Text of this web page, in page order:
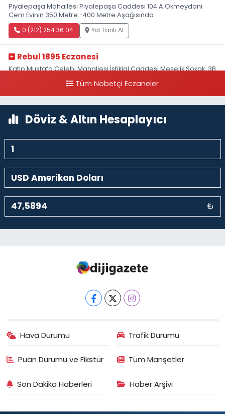
Piyalepaşa Mahallesi Piyalepaşa Caddesi 104 A Okmeydanı
Cem Evinin 350 Metre -400 Metre Aşağısında
0 (212) 254 36 04 Yol Tarifi Al
Rebul 1895 Eczanesi
Katip Mustafa Çelebi Mahallesi İstiklal Caddesi Meşelik Sokak, 3B
Tüm Nöbetçi Eczaneler
Döviz & Altın Hesaplayıcı
₺
Hava Durumu Trafik Durumu
Puan Durumu ve Fikstür Tüm Manşetler
Son Dakika Haberleri Haber Arşivi